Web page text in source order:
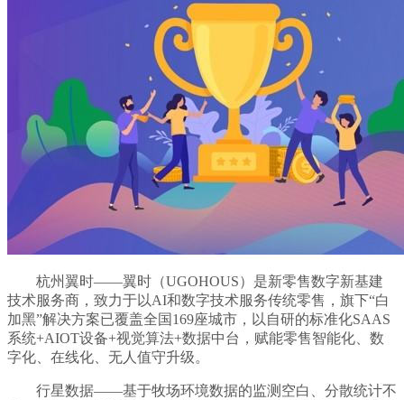
杭州翼时——翼时（UGOHOUS）是新零售数字新基建
技术服务商，致力于以AI和数字技术服务传统零售，旗下“白
加黑”解决方案已覆盖全国169座城市，以自研的标准化SAAS
系统+AIOT设备+视觉算法+数据中台，赋能零售智能化、数
字化、在线化、无人值守升级。
行星数据——基于牧场环境数据的监测空白、分散统计不